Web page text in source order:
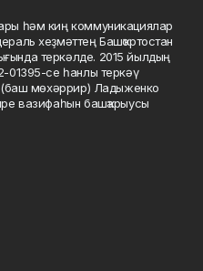
һәм киң коммуникациялар
хеҙмәттең Башҡортостан
теркәлде. 2015 йылдың
01395-се һанлы теркәү
(баш мөхәррир) Ладыженко
вазифаһын башҡарыусы